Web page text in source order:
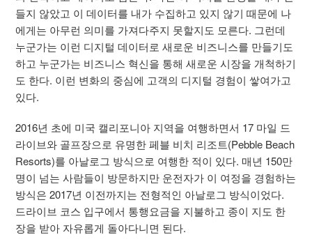
들지 않았고 이 데이터를 내가 수집하고 있지 않기 때문에 나
에게는 아무런 의미를 가져다주지 못할지도 모른다. 그런데
누군가는 이런 디지털 데이터로 새로운 비즈니스를 만들기도
하고 누군가는 비즈니스 혁신을 통해 새로운 시장을 개척하기
도 한다. 이런 변화의 중심에 고객의 디지털 경험이 쌓여가고
있다.
2016년 초에 미국 캘리포니아 지역을 여행하면서 17 마일 드
라이브와 골프장으로 유명한 페블 비치 리조트(Pebble Beach
Resorts)를 아날로그 방식으로 여행한 적이 있다. 매년 150만
명이 넘는 사람들이 방문하지만 운전자가 이 여정을 경험하는
방식은 2017년 이전까지는 전형적인 아날로그 방식이었다.
드라이브 코스 입구에서 통행요금을 지불하고 종이 지도 한
장을 받아 자유롭게 돌아다니면 된다.